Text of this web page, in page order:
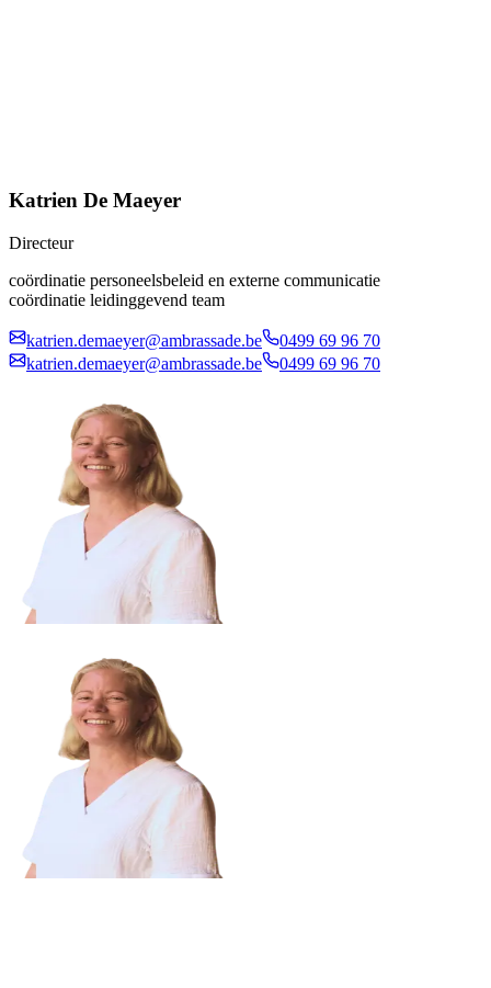
Katrien De Maeyer
Directeur
coördinatie personeelsbeleid en externe communicatie
coördinatie leidinggevend team
katrien.demaeyer@ambrassade.be
0499 69 96 70
katrien.demaeyer@ambrassade.be
0499 69 96 70